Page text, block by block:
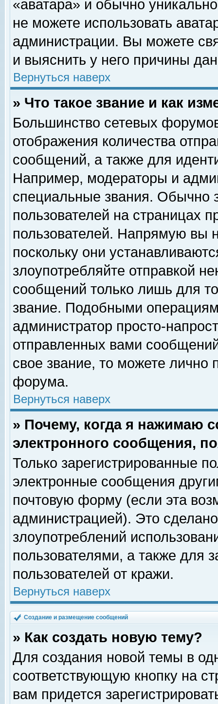
«аватара» и обычно
не можете использовать
администрации. Вы можете
и выяснить у него причины
Вернуться наверх
» Что такое звание и как
Большинство сетевых
отображения количества
сообщений, а также для
Например, модераторы и
специальные звания. Обычно
пользователей на страницах
пользователей. Напрямую вы
поскольку они
злоупотребляйте отправкой
сообщений только лишь для
звание. Подобными
администратор просто-
отправленных вами
свое звание, то можете лично
форума.
Вернуться наверх
» Почему, когда я нажимаю
электронного сообщения,
Только зарегистрированные
электронные сообщения
почтовую форму (если эта
администрацией). Это
злоупотреблений
пользователями, а также для
пользователей от кражи.
Вернуться наверх
Создание и размещение сообщений
» Как создать новую тему?
Для создания новой темы в
соответствующую кнопку на
вам придется